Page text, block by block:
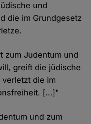
und
die im Grundgesetz
zum Judentum und
greift die jüdische
die im
[…]"
und zum